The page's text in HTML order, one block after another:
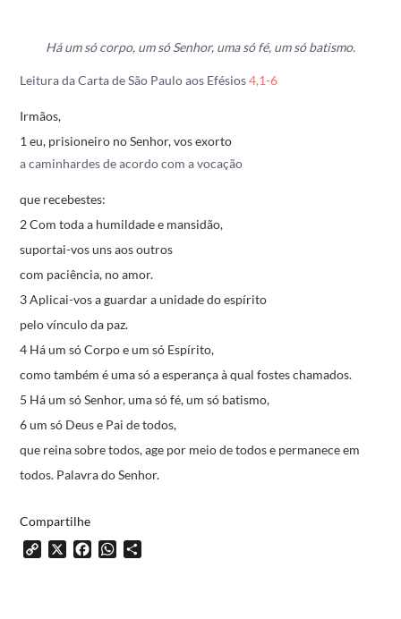
Há um só corpo, um só Senhor, uma só fé, um só batismo.
Leitura da Carta de São Paulo aos Efésios4,1-6
Irmãos,
1 eu, prisioneiro no Senhor, vos exorto
a caminhardes de acordo com a vocação
que recebestes:
2 Com toda a humildade e mansidão,
suportai-vos uns aos outros
com paciência, no amor.
3 Aplicai-vos a guardar a unidade do espírito
pelo vínculo da paz.
4 Há um só Corpo e um só Espírito,
como também é uma só a esperança à qual fostes chamados.
5 Há um só Senhor, uma só fé, um só batismo,
6 um só Deus e Pai de todos,
que reina sobre todos, age por meio de todos e permanece em
todos. Palavra do Senhor.
Compartilhe
Copy X FacebookWhatsApp